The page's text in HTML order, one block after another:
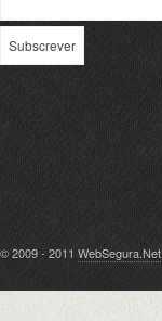
© 2009 - 2011 WebSegura.Net